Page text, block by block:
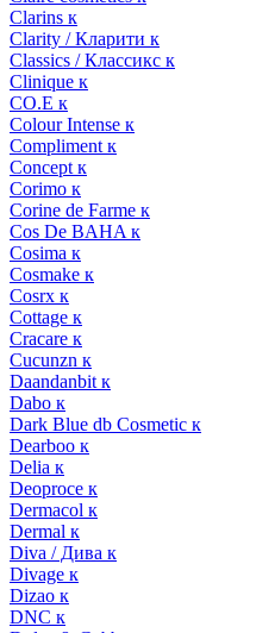
Clarins к
Clarity / Кларити к
Classics / Классикс к
Clinique к
CO.E к
Colour Intense к
Compliment к
Concept к
Corimo к
Corine de Farme к
Cos De BAHA к
Cosima к
Cosmake к
Cosrx к
Cottage к
Cracare к
Cucunzn к
Daandanbit к
Dabo к
Dark Blue db Cosmetic к
Dearboo к
Delia к
Deoproce к
Dermacol к
Dermal к
Diva / Дива к
Divage к
Dizao к
DNC к